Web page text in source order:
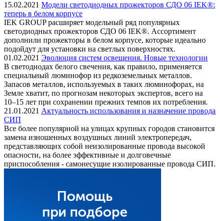
15.02.2021 Модели светодиодных прожекторов СДО 06 IEK®:
теперь в белом корпусе
IEK GROUP расширяет модельный ряд популярных
светодиодных прожекторов СДО 06 IEK®. Ассортимент
дополнили прожекторы в белом корпусе, которые идеально
подойдут для установки на светлых поверхностях.
01.02.2021 Эволюция систем освещения. Новые технологии
В светодиодах белого свечения, как правило, применяется
специальный люминофор из редкоземельных металлов.
Запасов металлов, используемых в таких люминофорах, на
Земле хватит, по прогнозам некоторых экспертов, всего на
10–15 лет при сохранении прежних темпов их потребления.
21.01.2021 Актуальность использования и назначение провода
СИП
Все более популярной на улицах крупных городов становится
замена изношенных воздушных линий электропередач,
представляющих собой неизолированные провода высокой
опасности, на более эффективные и долговечные
приспособления - самонесущие изолированные провода СИП.